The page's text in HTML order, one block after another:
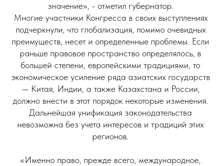
значение», - отметил губернатор.
Многие участники Конгресса в своих выступлениях
подчеркнули, что глобализация, помимо очевидных
преимуществ, несет и определенные проблемы. Если
раньше правовое пространство определялось, в
большей степени, европейскими традициями, то
экономическое усиление ряда азиатских государств
— Китая, Индии, а также Казахстана и России,
должно внести в этот порядок некоторые изменения.
Дальнейшая унификация законодательства
невозможна без учета интересов и традиций этих
регионов.
«Именно право, прежде всего, международное,